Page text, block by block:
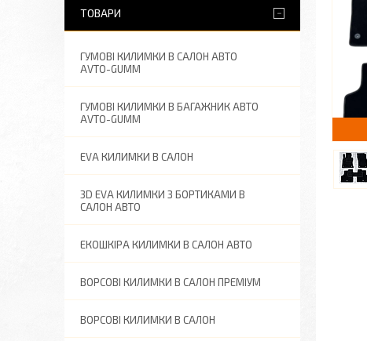
ТОВАРИ
ГУМОВІ КИЛИМКИ В САЛОН АВТО
AVTO-GUMM
ГУМОВІ КИЛИМКИ В БАГАЖНИК АВТО
AVTO-GUMM
EVA КИЛИМКИ В САЛОН
3D EVA КИЛИМКИ З БОРТИКАМИ В
САЛОН АВТО
ЕКОШКІРА КИЛИМКИ В САЛОН АВТО
ВОРСОВІ КИЛИМКИ В САЛОН ПРЕМІУМ
ВОРСОВІ КИЛИМКИ В САЛОН